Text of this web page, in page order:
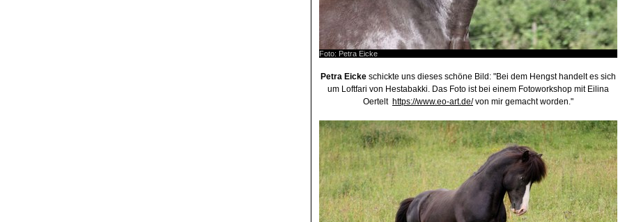
Foto: Petra Eicke
Petra Eicke schickte uns dieses schöne Bild: "Bei dem Hengst handelt es sich
um Loftfari von Hestabakki. Das Foto ist bei einem Fotoworkshop mit Eilina
Oertelt https://www.eo-art.de/von mir gemacht worden."